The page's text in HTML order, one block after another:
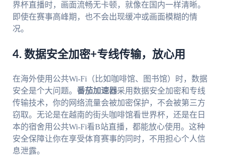
界杯直播时，画面流畅无卡顿，就像在国内一样清晰。
即使在赛事高峰期，也不会出现缓冲或画面模糊的情
况。
4. 数据安全加密+专线传输，放心用
在海外使用公共Wi-Fi（比如咖啡馆、图书馆）时，数据
安全是个大问题。 番茄加速器采用数据安全加密和专线
传输技术，你的网络流量会被加密保护，不会被第三方
窃取。无论是在越南的街头咖啡馆看世界杯，还是在日
本的宿舍用公共Wi-Fi看B站直播，都能放心使用。这种
安全保障让你在享受体育赛事的同时，不用担心个人信
息泄露。